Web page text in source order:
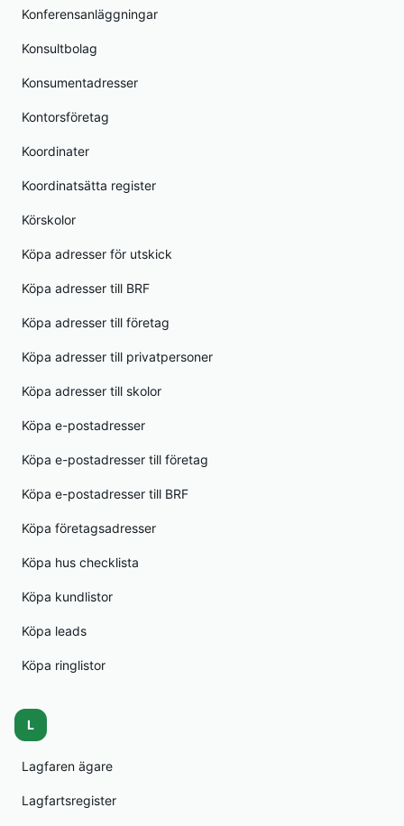
Konferensanläggningar
Konsultbolag
Konsumentadresser
Kontorsföretag
Koordinater
Koordinatsätta register
Körskolor
Köpa adresser för utskick
Köpa adresser till BRF
Köpa adresser till företag
Köpa adresser till privatpersoner
Köpa adresser till skolor
Köpa e-postadresser
Köpa e-postadresser till företag
Köpa e-postadresser till BRF
Köpa företagsadresser
Köpa hus checklista
Köpa kundlistor
Köpa leads
Köpa ringlistor
L
Lagfaren ägare
Lagfartsregister